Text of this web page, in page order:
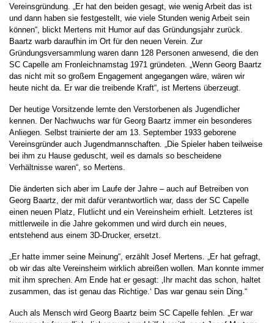
Vereinsgründung. „Er hat den beiden gesagt, wie wenig Arbeit das ist
und dann haben sie festgestellt, wie viele Stunden wenig Arbeit sein
können“, blickt Mertens mit Humor auf das Gründungsjahr zurück.
Baartz warb daraufhin im Ort für den neuen Verein. Zur
Gründungsversammlung waren dann 128 Personen anwesend, die den
SC Capelle am Fronleichnamstag 1971 gründeten. „Wenn Georg Baartz
das nicht mit so großem Engagement angegangen wäre, wären wir
heute nicht da. Er war die treibende Kraft“, ist Mertens überzeugt.
Der heutige Vorsitzende lernte den Verstorbenen als Jugendlicher
kennen. Der Nachwuchs war für Georg Baartz immer ein besonderes
Anliegen. Selbst trainierte der am 13. September 1933 geborene
Vereinsgründer auch Jugendmannschaften. „Die Spieler haben teilweise
bei ihm zu Hause geduscht, weil es damals so bescheidene
Verhältnisse waren“, so Mertens.
Die änderten sich aber im Laufe der Jahre – auch auf Betreiben von
Georg Baartz, der mit dafür verantwortlich war, dass der SC Capelle
einen neuen Platz, Flutlicht und ein Vereinsheim erhielt. Letzteres ist
mittlerweile in die Jahre gekommen und wird durch ein neues,
entstehend aus einem 3D-Drucker, ersetzt.
„Er hatte immer seine Meinung“, erzählt Josef Mertens. „Er hat gefragt,
ob wir das alte Vereinsheim wirklich abreißen wollen. Man konnte immer
mit ihm sprechen. Am Ende hat er gesagt: ‚Ihr macht das schon, haltet
zusammen, das ist genau das Richtige.‘ Das war genau sein Ding.“
Auch als Mensch wird Georg Baartz beim SC Capelle fehlen. „Er war